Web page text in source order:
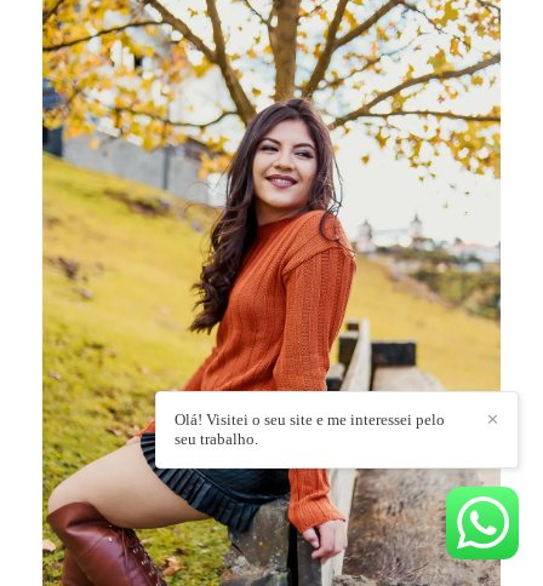
✕
Olá! Visitei o seu site e me interessei pelo
seu trabalho.